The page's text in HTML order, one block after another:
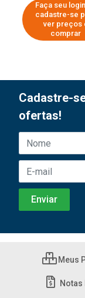
Faça seu
cadastre-se
ver preços
comprar
Cadastre-
ofertas!
Meus